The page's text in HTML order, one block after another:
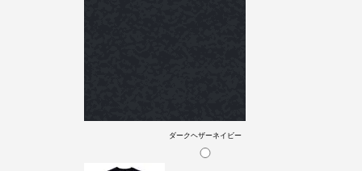
ダークヘザーネイビー